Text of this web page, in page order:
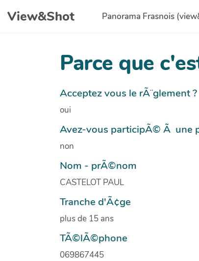
Aller au contenu principal
View&Shot Panorama Frasnois
Parce que
Acceptez vous le rÃ¨glement ?
oui
Avez-vous participÃ© Ã
non
Nom - prÃ©nom
CASTELOT PAUL
Tranche d'Ã¢ge
plus de 15 ans
TÃ©lÃ©phone
069867445